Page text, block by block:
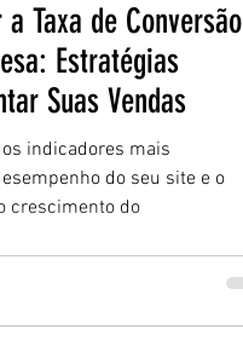
Taxa de Conversão
Estratégias
Suas Vendas
indicadores mais
do seu site e o
crescimento do